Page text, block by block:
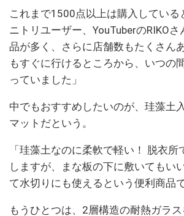
これまで1500点以上は購入している
ニトリユーザー、YouTuberのRIKO
品が多く、さらに店舗数もたくさん
もすぐに行けるところから、いつの
っていました」
中でもおすすめしたいのが、珪藻土
マットだという。
「珪藻土なのに柔軟で軽い！ 脱衣
しますが、まな板の下に敷いてもい
て水切りにも使えるという便利商品で
もうひとつは、2層構造の耐熱ガラ